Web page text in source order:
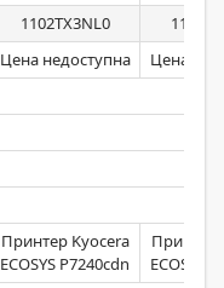
1102TX3NL0
Цена недоступна
Цена
Принтер Kyocera
ECOSYS P7240cdn
Принтер
ECOSYS